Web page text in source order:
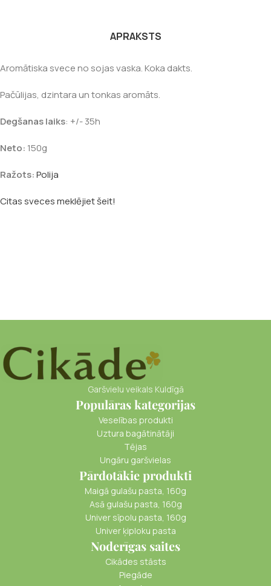
APRAKSTS
Aromātiska svece no sojas vaska. Koka dakts.
Pačūlijas, dzintara un tonkas aromāts.
Degšanas laiks: +/- 35h
Neto: 150g
Ražots:Polija
Citas sveces meklējiet šeit!
Garšvielu veikals Kuldīgā
Populāras kategorijas
Veselības produkti
Uztura bagātinātāji
Tējas
Ungāru garšvielas
Pārdotākie produkti
Maigā gulašu pasta, 160g
Asā gulašu pasta, 160g
Univer sīpolu pasta, 160g
Univer ķiploku pasta
Noderīgas saites
Cikādes stāsts
Piegāde